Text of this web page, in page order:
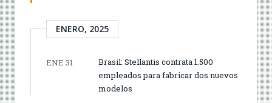
ENERO, 2025
ENE 31
Brasil: Stellantis contrata 1.500
empleados para fabricar dos nuevos
modelos